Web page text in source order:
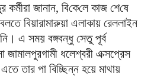
কর্মীরা জানান, বি‌কে‌লে কাজ শে‌ষে
বিয়ারামারুয়া এলাকায় রেললাইন
এ সময় বঙ্গবন্ধু সেতু পূর্ব
ধলেশ্বরী এক্সপ্রেস
তার পা বিচ্ছিন্ন হয়ে মাথায়